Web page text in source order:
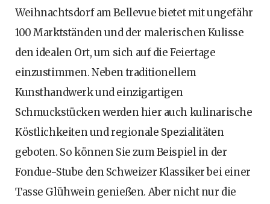
Weihnachtsdorf am Bellevue bietet mit ungefähr
100 Marktständen und der malerischen Kulisse
den idealen Ort, um sich auf die Feiertage
einzustimmen. Neben traditionellem
Kunsthandwerk und einzigartigen
Schmuckstücken werden hier auch kulinarische
Köstlichkeiten und regionale Spezialitäten
geboten. So können Sie zum Beispiel in der
Fondue-Stube den Schweizer Klassiker bei einer
Tasse Glühwein genießen. Aber nicht nur die